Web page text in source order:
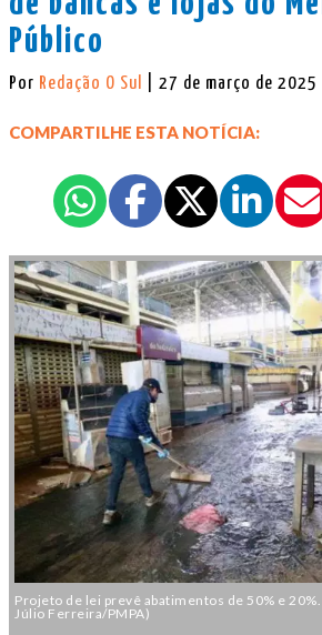
Público
Por Redação O Sul | 27 de março de 2025
COMPARTILHE ESTA NOTÍCIA:
Projeto de lei prevê abatimentos de 50% e
Júlio Ferreira/PMPA)